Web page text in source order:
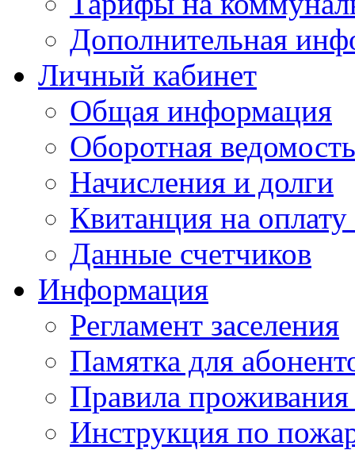
Дополнительная
Личный кабинет
Общая информация
Оборотная ведомость
Начисления и долги
Квитанция на
Данные счетчиков
Информация
Регламент заселения
Памятка для
Правила
Инструкция по